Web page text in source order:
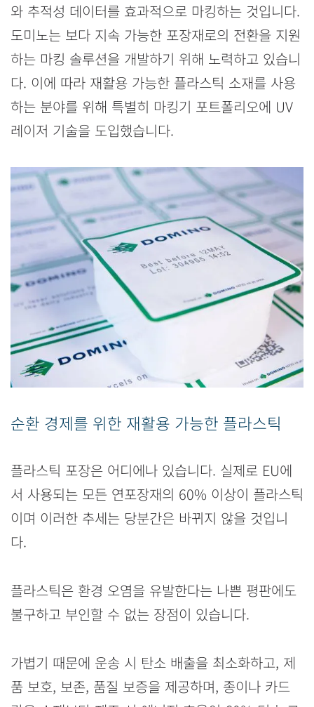
와 추적성 데이터를 효과적으로 마킹하는 것입니다.
도미노는 보다 지속 가능한 포장재로의 전환을 지원
하는 마킹 솔루션을 개발하기 위해 노력하고 있습니
다. 이에 따라 재활용 가능한 플라스틱 소재를 사용
하는 분야를 위해 특별히 마킹기 포트폴리오에 UV
레이저 기술을 도입했습니다.
순환 경제를 위한 재활용 가능한 플라스틱
플라스틱 포장은 어디에나 있습니다. 실제로 EU에
서 사용되는 모든 연포장재의 60% 이상이 플라스틱
이며 이러한 추세는 당분간은 바뀌지 않을 것입니
다.
플라스틱은 환경 오염을 유발한다는 나쁜 평판에도
불구하고 부인할 수 없는 장점이 있습니다.
가볍기 때문에 운송 시 탄소 배출을 최소화하고, 제
품 보호, 보존, 품질 보증을 제공하며, 종이나 카드